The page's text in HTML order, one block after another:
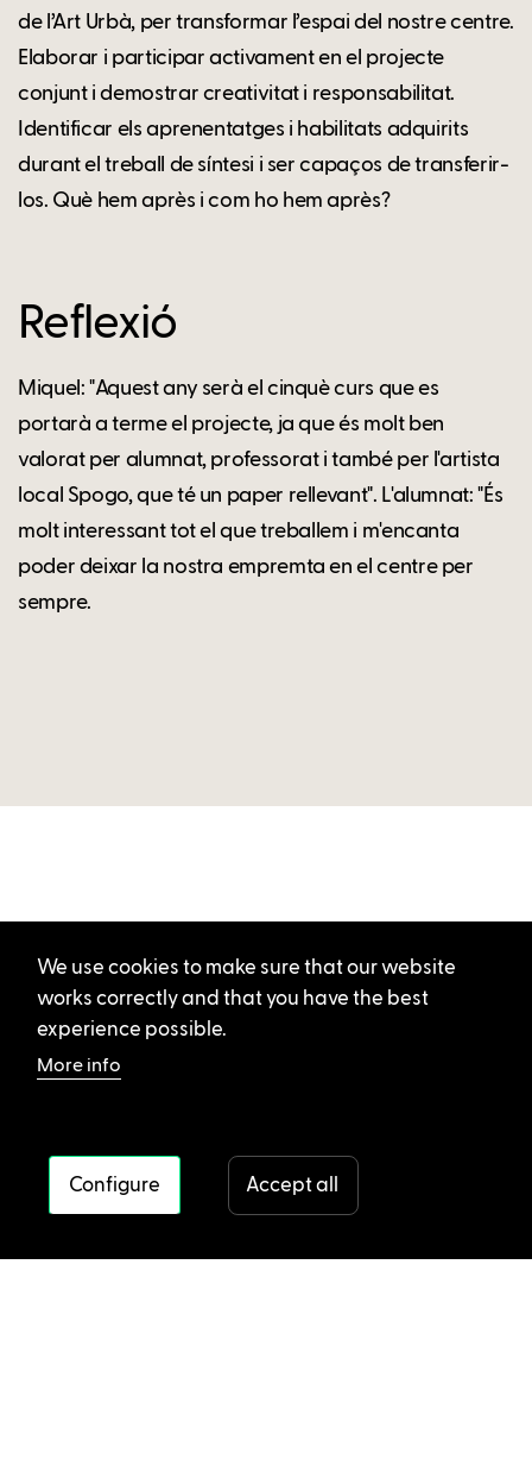
de l’Art Urbà, per transformar l’espai del nostre centre.
Elaborar i participar activament en el projecte
conjunt i demostrar creativitat i responsabilitat.
Identificar els aprenentatges i habilitats adquirits
durant el treball de síntesi i ser capaços de transferir-
los. Què hem après i com ho hem après?
Reflexió
Miquel: "Aquest any serà el cinquè curs que es
portarà a terme el projecte, ja que és molt ben
valorat per alumnat, professorat i també per l'artista
local Spogo, que té un paper rellevant". L'alumnat: "És
molt interessant tot el que treballem i m'encanta
poder deixar la nostra empremta en el centre per
sempre.
We use cookies to make sure that our website
works correctly and that you have the best
experience possible.
More info
Configure Accept all